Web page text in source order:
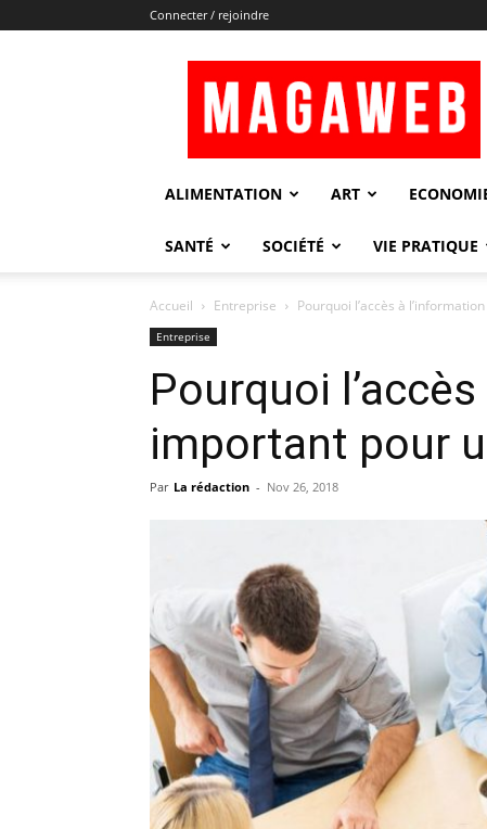
Connecter / rejoindre
ALIMENTATION ART
SANTÉ SOCIÉTÉ VIE PRATIQUE
Accueil Entreprise Pourquoi l’accès à
Entreprise
Pourquoi
important pour
Par La rédaction - Nov 26, 2018